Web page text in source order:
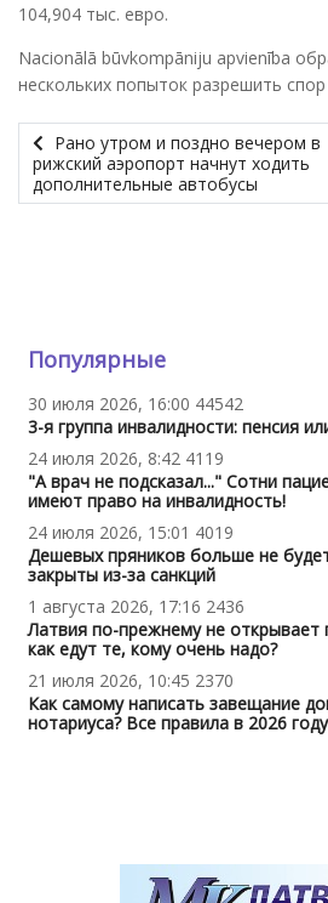
104,904 тыс. евро.
Nacionālā būvkompāniju apvienība
нескольких попыток разрешить
Рано утром и поздно вечером в
рижский аэропорт начнут ходить
дополнительные автобусы
Популярные
30 июля 2026, 16:00 44542
3-я группа инвалидности: пенсия
24 июля 2026, 8:42 4119
"А врач не подсказал..." Сотни
имеют право на инвалидность!
24 июля 2026, 15:01 4019
Дешевых пряников больше не
закрыты из-за санкций
1 августа 2026, 17:16 2436
Латвия по-прежнему не открывает
как едут те, кому очень надо?
21 июля 2026, 10:45 2370
Как самому написать завещание
нотариуса? Все правила в 2026 году